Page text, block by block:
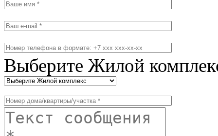
Выберите Жилой